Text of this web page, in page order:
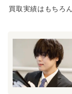
買取実績はもちろ